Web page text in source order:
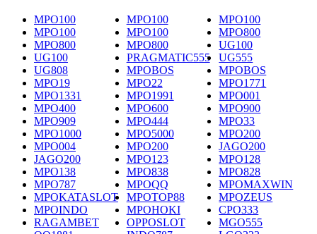
MPO100 MPO100
MPO100
MPO100
MPO100
MPO800
MPO800
MPO800
UG100
UG100
PRAGMATIC555
UG555
UG808
MPOBOS
MPOBOS
MPO19
MPO22
MPO1771
MPO1331
MPO1991
MPO001
MPO400
MPO600
MPO900
MPO909
MPO444
MPO33
MPO1000
MPO5000
MPO200
MPO004
MPO200
JAGO200
JAGO200
MPO123
MPO128
MPO138
MPO838
MPO828
MPO787
MPOQQ
MPOMAXWIN
MPOKATASLOT
MPOTOP88
MPOZEUS
MPOINDO
MPOHOKI
CPO333
RAGAMBET
OPPOSLOT
MGO555